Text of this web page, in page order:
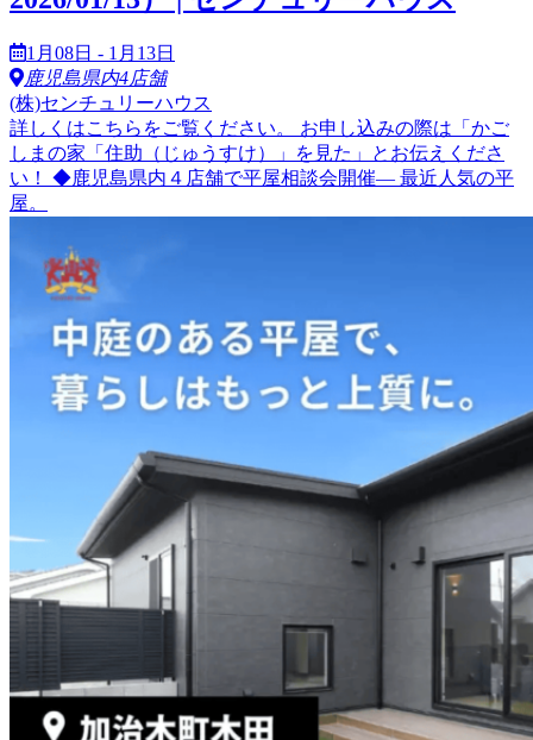
1月08日 - 1月13日
鹿児島県内4店舗
(株)センチュリーハウス
詳しくはこちらをご覧ください。 お申し込みの際は「かご
しまの家「住助（じゅうすけ）」を見た」とお伝えくださ
い！ ◆鹿児島県内４店舗で平屋相談会開催― 最近人気の平
屋。